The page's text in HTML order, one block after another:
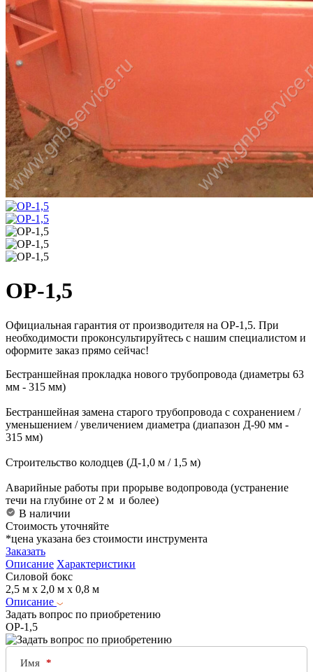
ОР-1,5
Официальная гарантия от производителя на ОР-1,5. При
необходимости проконсультируйтесь с нашим специалистом и
оформите заказ прямо сейчас!
Бестраншейная прокладка нового трубопровода (диаметры 63
мм - 315 мм)
Бестраншейная замена старого трубопровода с сохранением /
уменьшением / увеличением диаметра (диапазон Д-90 мм -
315 мм)
Строительство колодцев (Д-1,0 м / 1,5 м)
Аварийные работы при прорыве водопровода (устранение
течи на глубине от 2 м и более)
В наличии
Стоимость уточняйте
*цена указана без стоимости инструмента
Заказать
Описание Характеристики
Силовой бокс
2,5 м x 2,0 м x 0,8 м
Описание
Задать вопрос по приобретению
ОР-1,5
Имя